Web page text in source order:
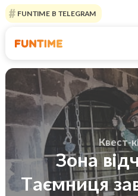
FUNTIME В TELEGRAM
Квест-
Зона
Таємниця